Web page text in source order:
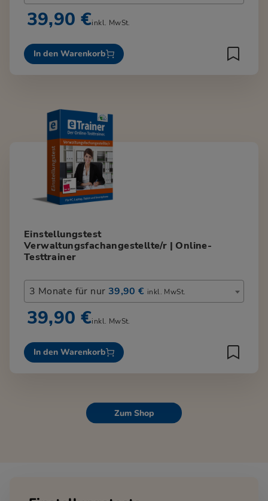
39,90 €inkl. MwSt.
In den Warenkorb
Einstellungstest
Verwaltungsfachangestellte/r | Online-
Testtrainer
3 Monate für nur 39,90 € inkl. MwSt.
39,90 €inkl. MwSt.
In den Warenkorb
Zum Shop